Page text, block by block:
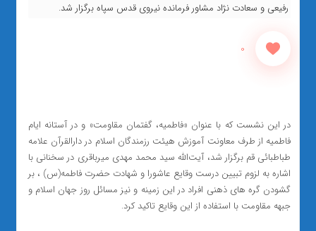
رفیعی و سعادت نژاد مشاور فرمانده نیروی قدس سپاه برگزار شد.
0
در این نشست که با عنوان «فاطمیه، گفتمان مقاومت» و در آستانه ایام
فاطمیه از طرف معاونت آموزش هیئت رزمندگان اسلام در دارالقرآن علامه
طباطبائی قم برگزار شد، آیت‌الله سید محمد مهدی میرباقری در سخنانی با
اشاره به لزوم تبیین درست وقایع عاشورا و شهادت حضرت فاطمه(س) ، بر
گشودن گره های ذهنی افراد در این زمینه و نیز مسائل روز جهان اسلام و
جبهه مقاومت با استفاده از این وقایع تاکید کرد.